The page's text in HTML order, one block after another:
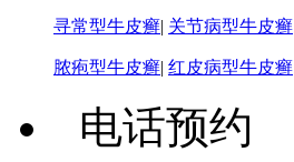
寻常型牛皮癣| 关节病型牛皮癣
脓疱型牛皮癣| 红皮病型牛皮癣
电话预约